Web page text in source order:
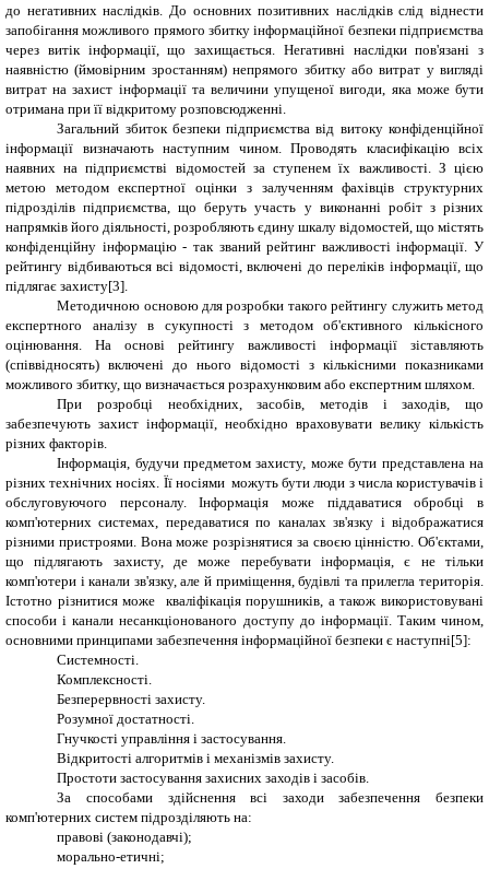
до негативних наслідків. До основних позитивних наслідків слід віднести
запобігання можливого прямого збитку інформаційної безпеки підприємства
через витік інформації, що захищається. Негативні наслідки пов'язані з
наявністю (ймовірним зростанням) непрямого збитку або витрат у вигляді
витрат на захист інформації та величини упущеної вигоди, яка може бути
отримана при її відкритому розповсюдженні.
Загальний збиток безпеки підприємства від витоку конфіденційної
інформації визначають наступним чином. Проводять класифікацію всіх
наявних на підприємстві відомостей за ступенем їх важливості. З цією
метою методом експертної оцінки з залученням фахівців структурних
підрозділів підприємства, що беруть участь у виконанні робіт з різних
напрямків його діяльності, розробляють єдину шкалу відомостей, що містять
конфіденційну інформацію - так званий рейтинг важливості інформації. У
рейтингу відбиваються всі відомості, включені до переліків інформації, що
підлягає захисту[3].
Методичною основою для розробки такого рейтингу служить метод
експертного аналізу в сукупності з методом об'єктивного кількісного
оцінювання. На основі рейтингу важливості інформації зіставляють
(співвідносять) включені до нього відомості з кількісними показниками
можливого збитку, що визначається розрахунковим або експертним шляхом.
При розробці необхідних, засобів, методів і заходів, що
забезпечують захист інформації, необхідно враховувати велику кількість
різних факторів.
Інформація, будучи предметом захисту, може бути представлена на
різних технічних носіях. Її носіями можуть бути люди з числа користувачів і
обслуговуючого персоналу. Інформація може піддаватися обробці в
комп'ютерних системах, передаватися по каналах зв'язку і відображатися
різними пристроями. Вона може розрізнятися за своєю цінністю. Об'єктами,
що підлягають захисту, де може перебувати інформація, є не тільки
комп'ютери і канали зв'язку, але й приміщення, будівлі та прилегла територія.
Істотно різнитисяможе кваліфікація порушників, а також використовувані
способи і канали несанкціонованого доступу до інформації. Таким чином,
основними принципами забезпечення інформаційної безпеки є наступні[5]:
Системності.
Комплексності.
Безперервності захисту.
Розумної достатності.
Гнучкості управління і застосування.
Відкритості алгоритмів і механізмів захисту.
Простоти застосування захисних заходів і засобів.
За способами здійснення всі заходи забезпечення безпеки
комп'ютерних систем підрозділяють на:
правові (законодавчі);
морально-етичні;